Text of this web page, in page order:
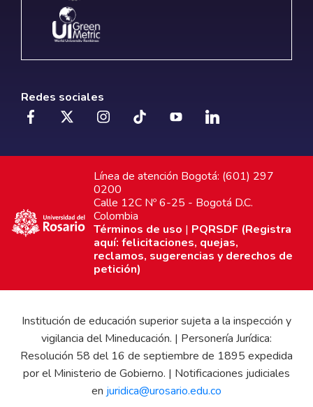
Redes sociales
Línea de atención Bogotá: (601) 297
0200
Calle 12C Nº 6-25 - Bogotá D.C.
Colombia
Términos de uso | PQRSDF (Registra
aquí: felicitaciones, quejas,
reclamos, sugerencias y derechos de
petición)
Institución de educación superior sujeta a la inspección y
vigilancia del Mineducación. | Personería Jurídica:
Resolución 58 del 16 de septiembre de 1895 expedida
por el Ministerio de Gobierno. | Notificaciones judiciales
en juridica@urosario.edu.co